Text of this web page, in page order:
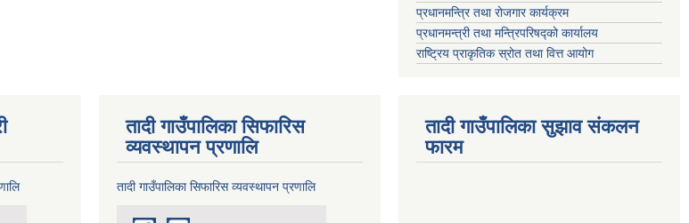
प्रधानमन्त्रि तथा रोजगार कार्यक्रम
प्रधानमन्त्री तथा मन्त्रिपरिषद्को कार्यालय
राष्ट्रिय प्राकृतिक स्रोत तथा वित्त आयोग
तादी गाउँपालिका सिफारिस
व्यवस्थापन प्रणालि
तादी गाउँपालिका सिफारिस व्यवस्थापन प्रणालि
तादी गाउँपालिका सुझाव संकलन
फारम